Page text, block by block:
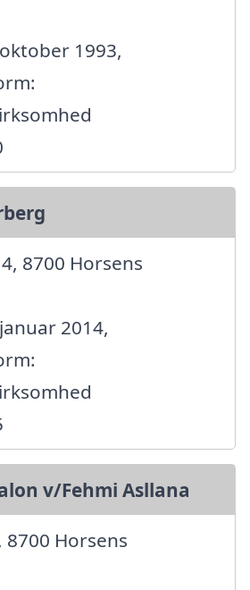
1993,
8700 Horsens
2014,
v/Fehmi Asllana
Horsens